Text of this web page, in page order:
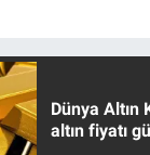
Dünya Altın
altın fiyatı